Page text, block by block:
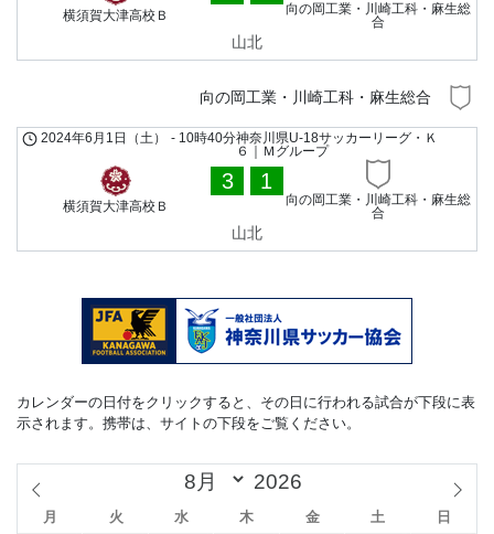
横須賀大津高校Ｂ
向の岡工業・川崎工科・麻生総
合
山北
向の岡工業・川崎工科・麻生総合
神奈川県U-18サッカーリーグ・Ｋ
６｜Ｍグループ
2024年6月1日（土） - 10時40分
横須賀大津高校Ｂ
3 1
向の岡工業・川崎工科・麻生総
合
山北
カレンダーの日付をクリックすると、その日に行われる試合が下段に表
示されます。携帯は、サイトの下段をご覧ください。
月 火 水 木 金 土 日